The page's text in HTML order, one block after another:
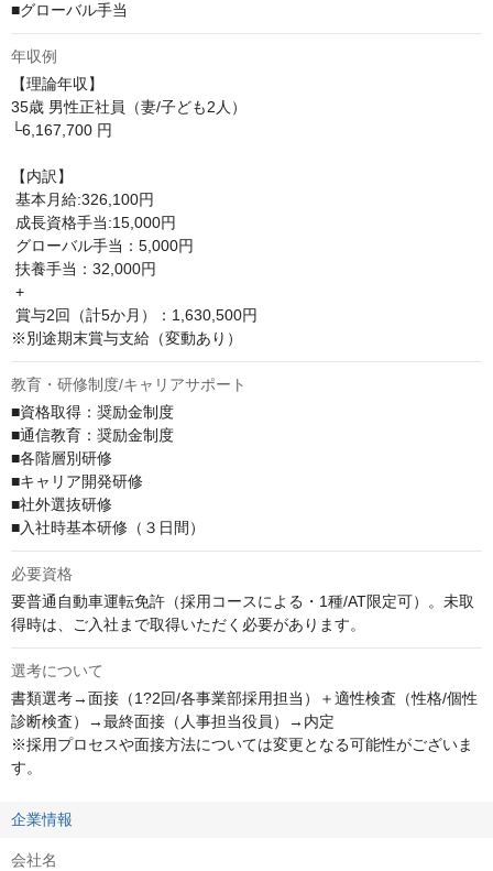
■グローバル手当
年収例
【理論年収】
35歳 男性正社員（妻/子ども2人）
└6,167,700 円
【内訳】
※別途期末賞与支給（変動あり）
教育・研修制度/キャリアサポート
■資格取得：奨励金制度
■通信教育：奨励金制度
■各階層別研修
■キャリア開発研修
■社外選抜研修
■入社時基本研修（３日間）
必要資格
要普通自動車運転免許（採用コースによる・1種/AT限定可）。未取
得時は、ご入社まで取得いただく必要があります。
選考について
書類選考→面接（1?2回/各事業部採用担当）＋適性検査（性格/個性
診断検査）→最終面接（人事担当役員）→内定
※採用プロセスや面接方法については変更となる可能性がございま
す。
企業情報
会社名